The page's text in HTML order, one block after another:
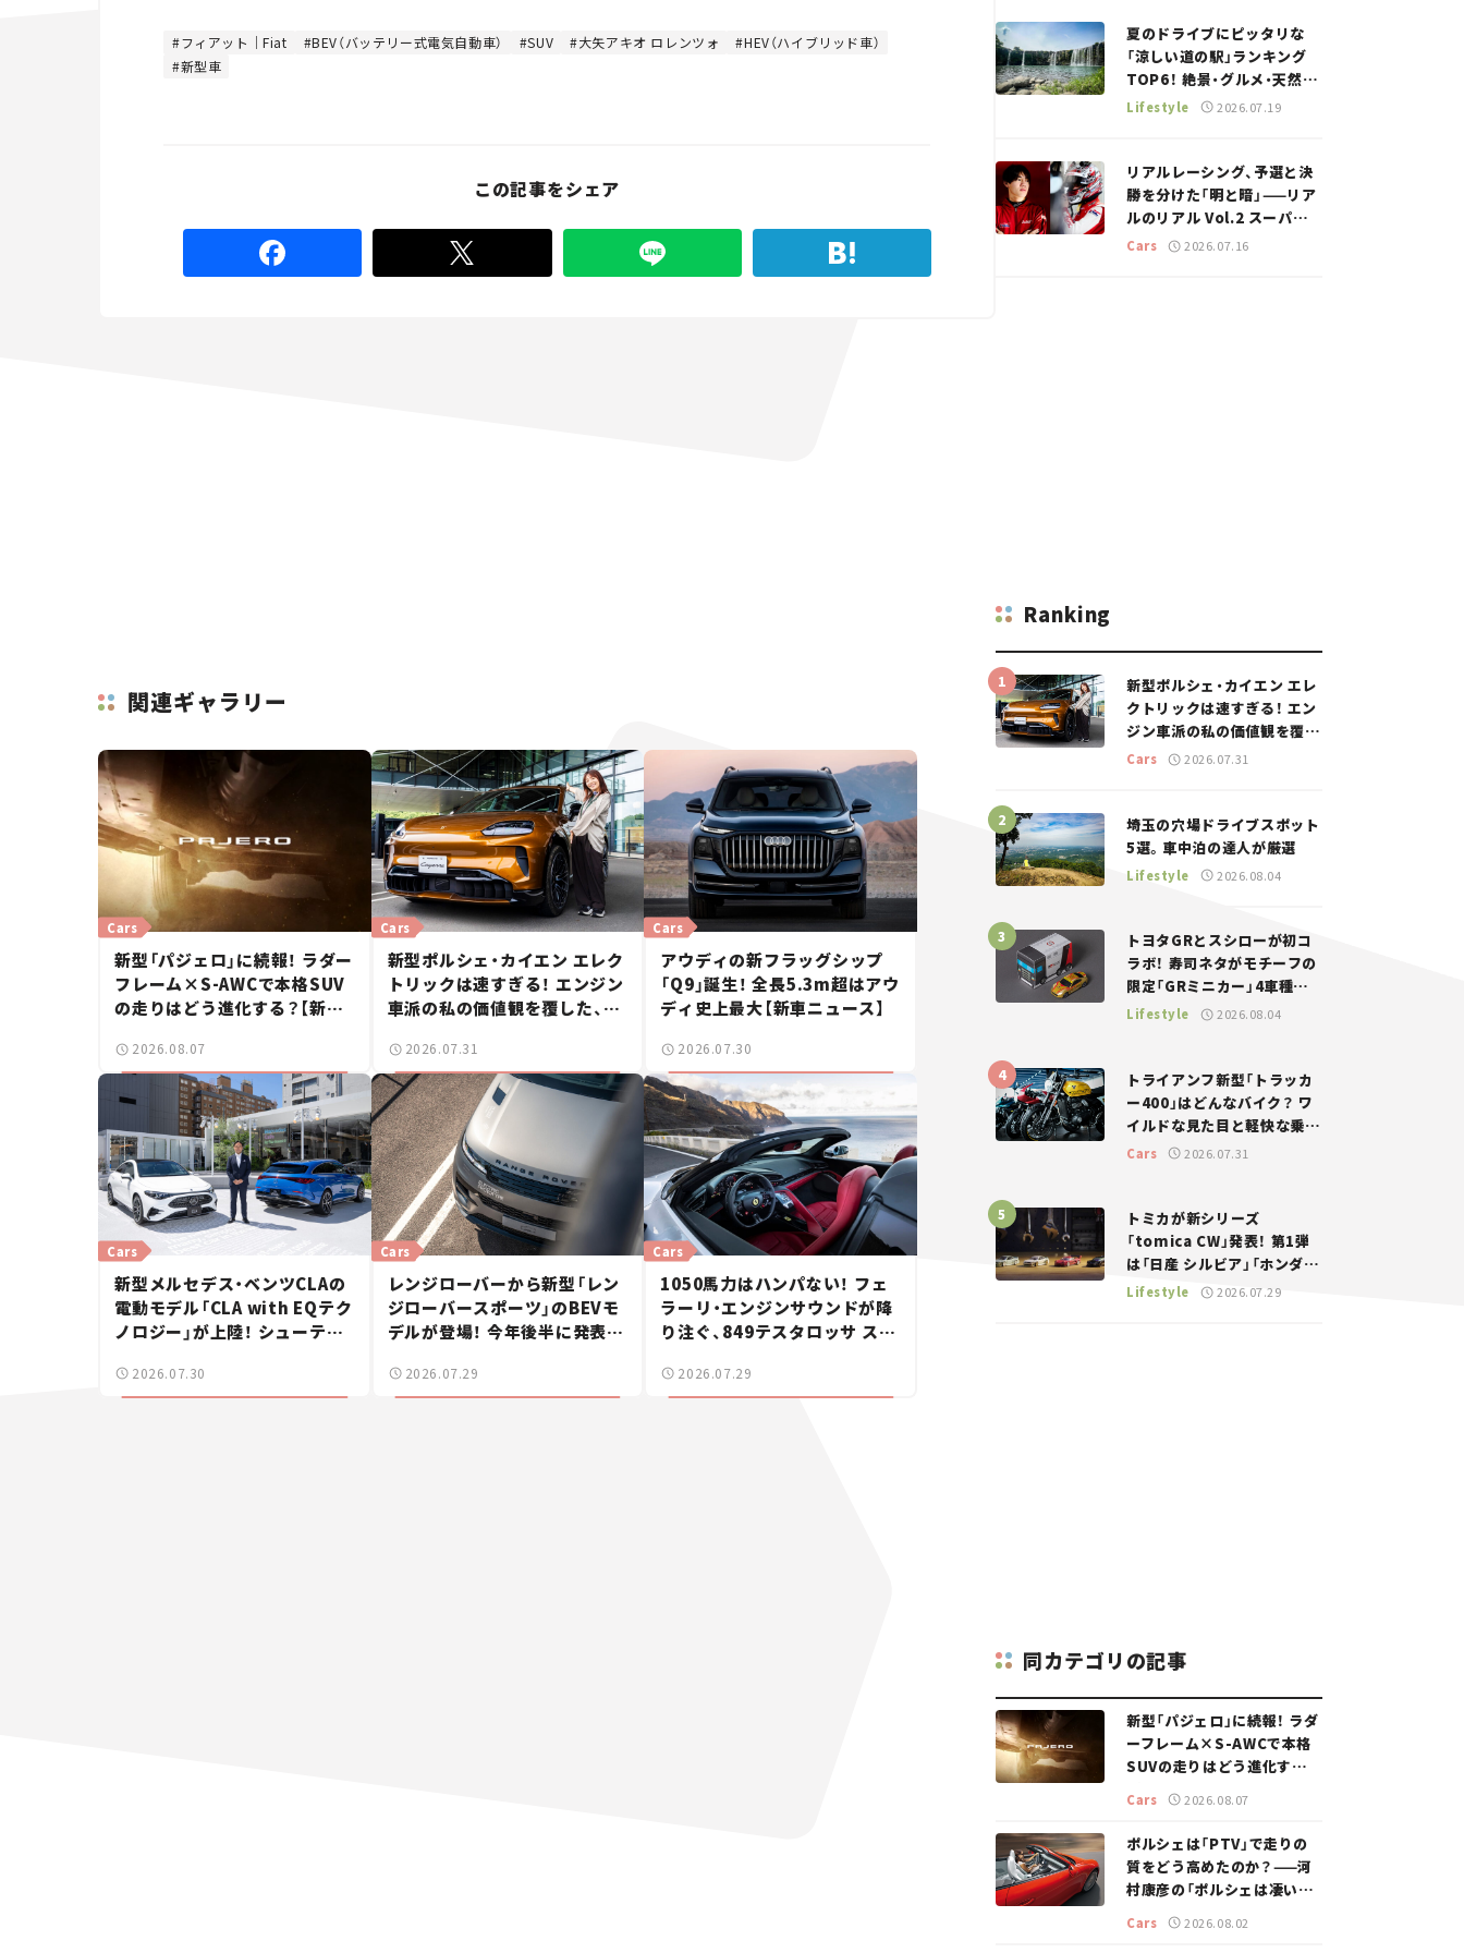
4
.
フィアット｜Fiat BEV（バッテリー式電気自動車） SUV 大矢アキオ ロレンツォ
HEV（ハイブリッド車）
新型車
この記事をシェア
関連ギャラリー
Cars
新型「パジェロ」に続報！ ラダー
フレーム×S-AWCで本格SUV
の走りはどう進化する？【新車
2026.08.07
Cars
新型ポルシェ・カイエン エレク
トリックは速すぎる！ エンジン
車派の私の価値観を覆した、新
2026.07.31
Cars
アウディの新フラッグシップ
「Q9」誕生！ 全長5.3m超はアウ
ディ史上最大【新車ニュース】
2026.07.30
Cars
新型メルセデス・ベンツCLAの
電動モデル「CLA with EQテク
ノロジー」が上陸！ シューティ
ース】
2026.07.30
Cars
レンジローバーから新型「レン
ジローバースポーツ」のBEVモ
デルが登場！ 今年後半に発表へ
2026.07.29
Cars
1050馬力はハンパない！ フェ
ラーリ・エンジンサウンドが降
り注ぐ、849テスタロッサ スパ
2026.07.29
夏のドライブにピッタリな
「涼しい道の駅」ランキング
TOP6！ 絶景・グルメ・天然ク
ーラーなど、避暑におすすめ
Lifestyle 2026.07.19
リアルレーシング、予選と決
勝を分けた「明と暗」——リア
ルのリアル Vol.2 スーパー
GT 2026開幕戦 岡山国際サ
Cars 2026.07.16
Ranking
新型ポルシェ・カイエン エレ
クトリックは速すぎる！ エン
ジン車派の私の価値観を覆し
た、新しいポルシェの走り。
Cars 2026.07.31
埼玉の穴場ドライブスポット
5選。車中泊の達人が厳選
Lifestyle 2026.08.04
トヨタGRとスシローが初コ
ラボ！ 寿司ネタがモチーフの
限定「GRミニカー」4車種が
登場。入手方法は？【クルマ
Lifestyle 2026.08.04
トライアンフ新型「トラッカ
ー400」はどんなバイク？ ワ
イルドな見た目と軽快な乗り
味を両立した400ccフラット
Cars 2026.07.31
トミカが新シリーズ
「tomica CW」発表！ 第1弾
は「日産 シルビア」「ホンダ
NSX」が登場。世界が注目す
Lifestyle 2026.07.29
同カテゴリの記事
新型「パジェロ」に続報！ ラダ
ーフレーム×S-AWCで本格
SUVの走りはどう進化する？
【新車ニュース】
Cars 2026.08.07
ポルシェは「PTV」で走りの
質をどう高めたのか？——河
村康彦の「ポルシェは凄い！」
Cars 2026.08.02